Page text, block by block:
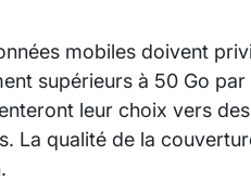
mobiles doivent
supérieurs à 50 Go
leur choix vers
La qualité de la